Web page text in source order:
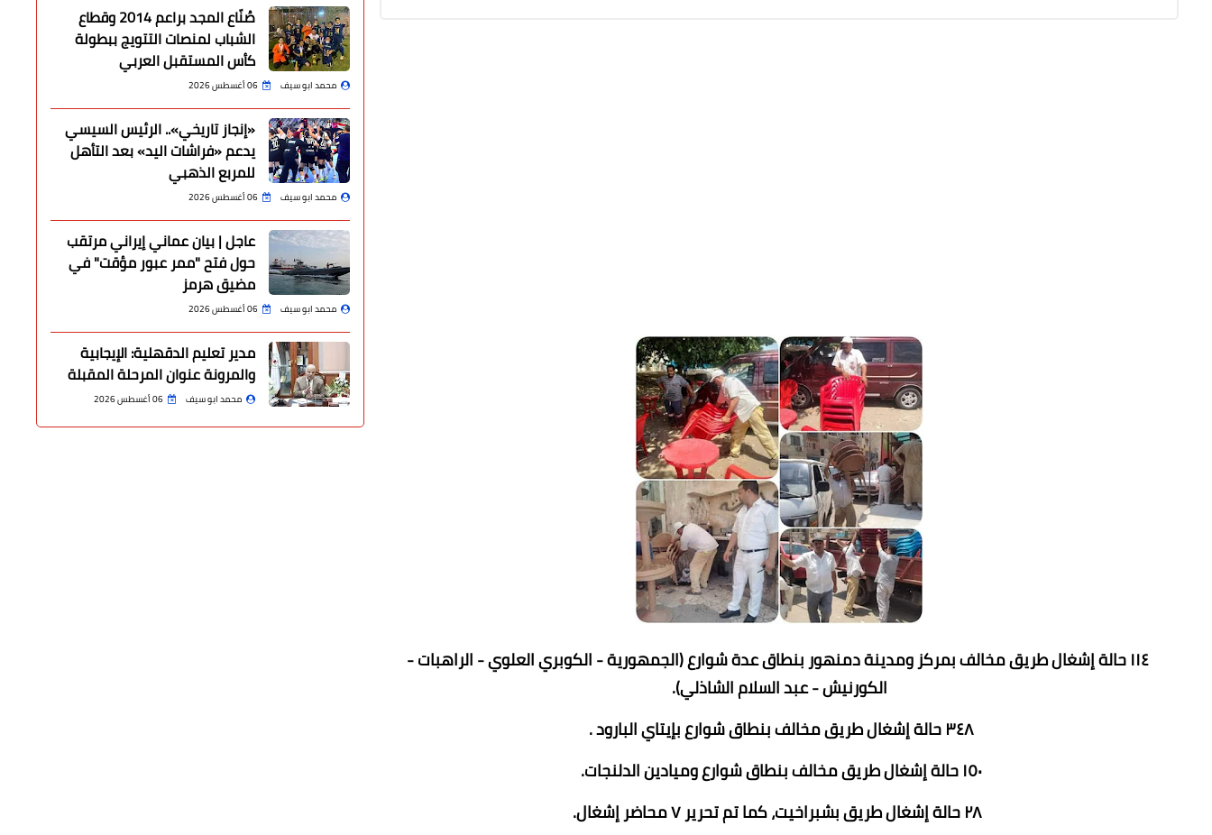
١١٤ حالة إشغال طريق مخالف بمركز ومدينة دمنهور بنطاق عدة شوارع (الجمهورية - الكوبري العلوي - الراهبات -
الكورنيش - عبد السلام الشاذلي).
٣٤٨ حالة إشغال طريق مخالف بنطاق شوارع بإيتاي البارود .
١٥٠ حالة إشغال طريق مخالف بنطاق شوارع وميادين الدلنجات.
صُنّاع المجد براعم 2014 وقطاع
الشباب لمنصات التتويج ببطولة
كأس المستقبل العربي
محمد ابو سيف 06 أغسطس 2026
«إنجاز تاريخي».. الرئيس السيسي
يدعم «فراشات اليد» بعد التأهل
للمربع الذهبي
محمد ابو سيف 06 أغسطس 2026
عاجل | بيان عماني إيراني مرتقب
حول فتح "ممر عبور مؤقت" في
مضيق هرمز
محمد ابو سيف 06 أغسطس 2026
مدير تعليم الدقهلية: الإيجابية
والمرونة عنوان المرحلة المقبلة
محمد ابو سيف 06 أغسطس 2026